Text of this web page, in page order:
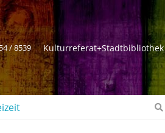
/ 8539 Kulturreferat+Stadtbibliothek